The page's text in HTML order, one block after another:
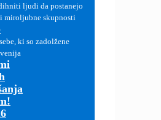
ljudi da postanejo
miroljubne skupnosti
ki so zadolžene